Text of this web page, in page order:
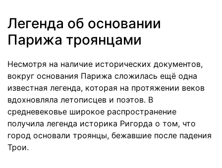
Легенда об основании
Парижа троянцами
Несмотря на наличие исторических документов,
вокруг основания Парижа сложилась ещё одна
известная легенда, которая на протяжении веков
вдохновляла летописцев и поэтов. В
средневековье широкое распространение
получила легенда историка Ригорда о том, что
город основали троянцы, бежавшие после падения
Трои.